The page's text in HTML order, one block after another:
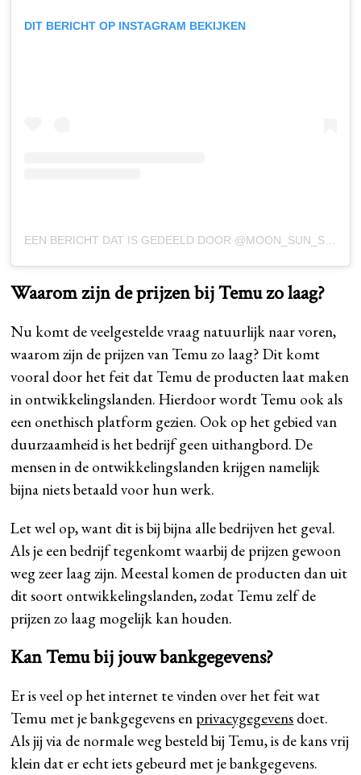
DIT BERICHT OP INSTAGRAM BEKIJKEN
EEN BERICHT DAT IS GEDEELD DOOR @MOON_SUN_STYLE
Waarom zijn de prijzen bij Temu zo laag?
Nu komt de veelgestelde vraag natuurlijk naar voren,
waarom zijn de prijzen van Temu zo laag? Dit komt
vooral door het feit dat Temu de producten laat maken
in ontwikkelingslanden. Hierdoor wordt Temu ook als
een onethisch platform gezien. Ook op het gebied van
duurzaamheid is het bedrijf geen uithangbord. De
mensen in de ontwikkelingslanden krijgen namelijk
bijna niets betaald voor hun werk.
Let wel op, want dit is bij bijna alle bedrijven het geval.
Als je een bedrijf tegenkomt waarbij de prijzen gewoon
weg zeer laag zijn. Meestal komen de producten dan uit
dit soort ontwikkelingslanden, zodat Temu zelf de
prijzen zo laag mogelijk kan houden.
Kan Temu bij jouw bankgegevens?
Er is veel op het internet te vinden over het feit wat
Temu met je bankgegevens en privacygegevens doet.
Als jij via de normale weg besteld bij Temu, is de kans vrij
klein dat er echt iets gebeurd met je bankgegevens.